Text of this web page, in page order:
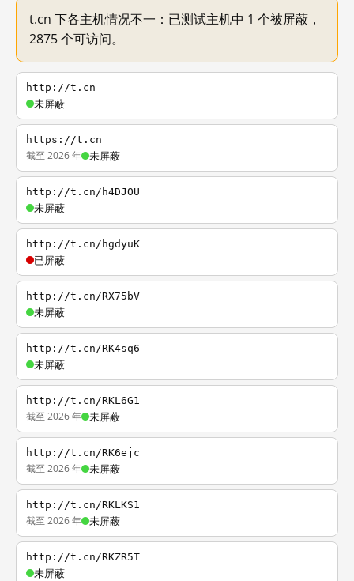
t.cn 下各主机情况不一：已测试主机中 1 个被屏蔽，
2875 个可访问。
http://t.cn
未屏蔽
https://t.cn
截至 2026 年 未屏蔽
http://t.cn/h4DJOU
未屏蔽
http://t.cn/hgdyuK
已屏蔽
http://t.cn/RX75bV
未屏蔽
http://t.cn/RK4sq6
未屏蔽
http://t.cn/RKL6G1
截至 2026 年 未屏蔽
http://t.cn/RK6ejc
截至 2026 年 未屏蔽
http://t.cn/RKLKS1
截至 2026 年 未屏蔽
http://t.cn/RKZR5T
未屏蔽